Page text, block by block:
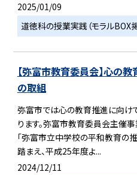
2025/01/09
道徳科の授業実践（モラルBOX
【弥富市教育委員会】心の教
の取組
弥富市では心の教育推進に向け
ります。弥富市教育委員会主催事
「弥富市立中学校の平和教育の
踏まえ、平成25年度よ...
2024/12/11